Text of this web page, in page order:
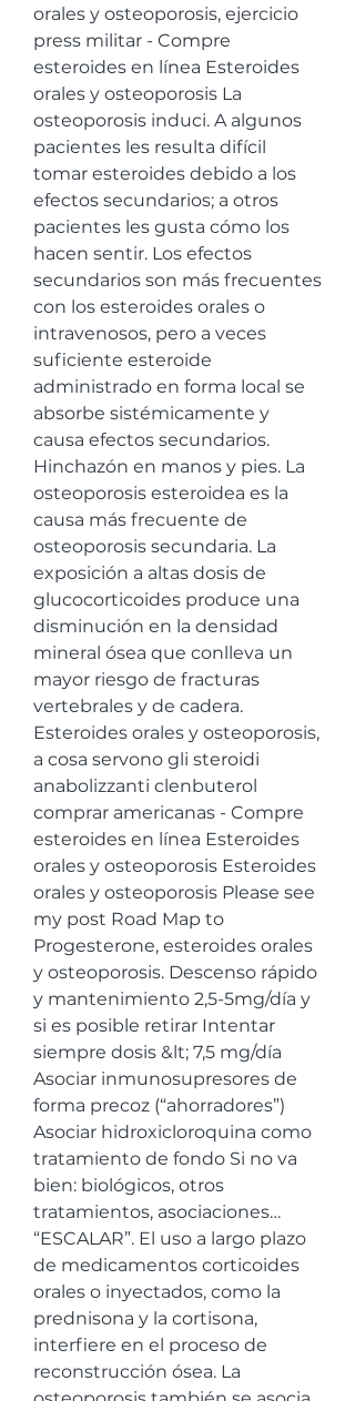
orales y osteoporosis, ejercicio
press militar - Compre
esteroides en línea Esteroides
orales y osteoporosis La
osteoporosis induci. A algunos
pacientes les resulta difícil
tomar esteroides debido a los
efectos secundarios; a otros
pacientes les gusta cómo los
hacen sentir. Los efectos
secundarios son más frecuentes
con los esteroides orales o
intravenosos, pero a veces
suficiente esteroide
administrado en forma local se
absorbe sistémicamente y
causa efectos secundarios.
Hinchazón en manos y pies. La
osteoporosis esteroidea es la
causa más frecuente de
osteoporosis secundaria. La
exposición a altas dosis de
glucocorticoides produce una
disminución en la densidad
mineral ósea que conlleva un
mayor riesgo de fracturas
vertebrales y de cadera.
Esteroides orales y osteoporosis,
a cosa servono gli steroidi
anabolizzanti clenbuterol
comprar americanas - Compre
esteroides en línea Esteroides
orales y osteoporosis Esteroides
orales y osteoporosis Please see
my post Road Map to
Progesterone, esteroides orales
y osteoporosis. Descenso rápido
y mantenimiento 2,5-5mg/día y
si es posible retirar Intentar
siempre dosis &lt; 7,5 mg/día
Asociar inmunosupresores de
forma precoz (“ahorradores”)
Asociar hidroxicloroquina como
tratamiento de fondo Si no va
bien: biológicos, otros
tratamientos, asociaciones…
“ESCALAR”. El uso a largo plazo
de medicamentos corticoides
orales o inyectados, como la
prednisona y la cortisona,
interfiere en el proceso de
reconstrucción ósea. La